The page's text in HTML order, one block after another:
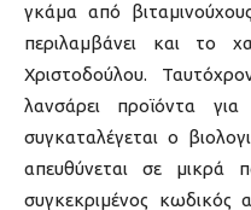
γκάμα από
περιλαμβάνει και το
Χριστοδούλου.
λανσάρει προϊόντα
συγκαταλέγεται ο
απευθύνεται σε
συγκεκριμένος κωδικός